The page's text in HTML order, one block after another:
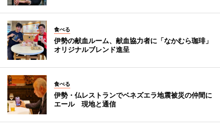
食べる
伊勢の献血ルーム、献血協力者に「なかむら珈琲」
オリジナルブレンド進呈
食べる
伊勢・仏レストランでベネズエラ地震被災の仲間に
エール 現地と通信